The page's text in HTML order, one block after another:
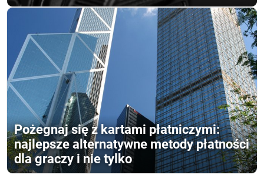
Pożegnaj się z kartami płatniczymi:
najlepsze alternatywne metody płatności
dla graczy i nie tylko